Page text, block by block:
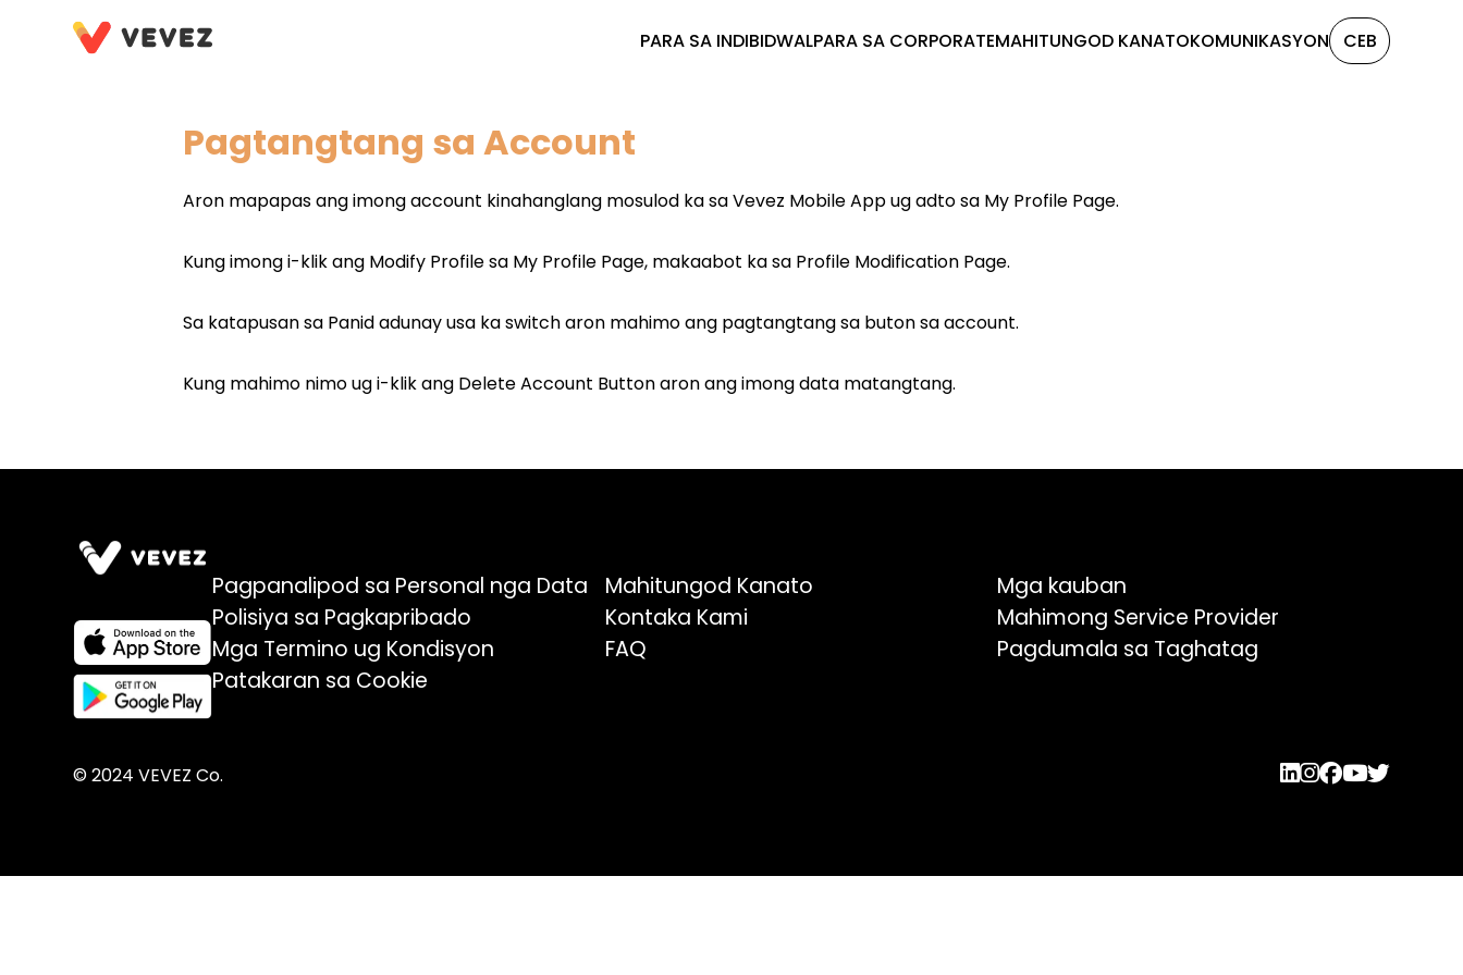
PARA SA INDIBIDWALPARA SA CORPORATEMAHITUNGOD KANATOKOMUNIKASYON CEB
Pagtangtang sa Account
Pagpanalipod sa Personal nga Data
Polisiya sa Pagkapribado
Mga Termino ug Kondisyon
Patakaran sa Cookie
Mahitungod Kanato
Kontaka Kami
FAQ
Mga kauban
Mahimong Service Provider
Pagdumala sa Taghatag
© 2024 VEVEZ Co.